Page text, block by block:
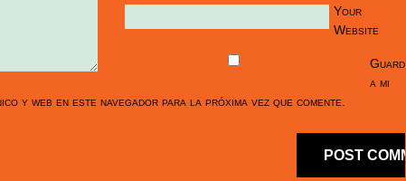
Your
Website
Guard
a mi
y web en este navegador para la próxima vez que comente.